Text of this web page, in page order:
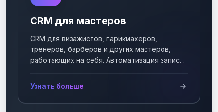
CRM для мастеров
CRM для визажистов, парикмахеров,
тренеров, барберов и других мастеров,
работающих на себя. Автоматизация записи
Узнать больше